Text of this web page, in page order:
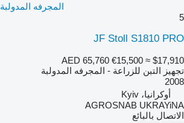
المجرفه المدولبة JF Stoll S1810 PRO
5
JF Stoll S1810 PRO
AED 65,760 €15,500 ≈ $17,910
تجهيز التبن للزراعة - المجرفه المدولبة
2008
أوكرانيا، Kyiv
AGROSNAB UKRAYiNA
الاتصال بالبائع